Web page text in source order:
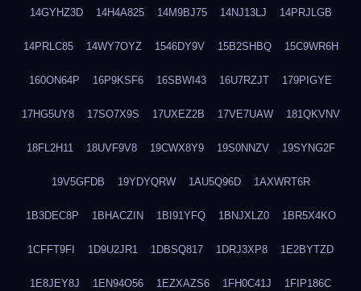
14GYHZ3D 14H4A825 14M9BJ75 14NJ13LJ 14PRJLGB
14PRLC85 14WY7OYZ 1546DY9V 15B2SHBQ 15C9WR6H
160ON64P 16P9KSF6 16SBWI43 16U7RZJT 179PIGYE
17HG5UY8 17SO7X9S 17UXEZ2B 17VE7UAW 181QKVNV
18FL2H11 18UVF9V8 19CWX8Y9 19S0NNZV 19SYNG2F
19V5GFDB 19YDYQRW 1AU5Q96D 1AXWRT6R
1B3DEC8P 1BHACZIN 1BI91YFQ 1BNJXLZ0 1BR5X4KO
1CFFT9FI 1D9U2JR1 1DBSQ817 1DRJ3XP8 1E2BYTZD
1E8JEY8J 1EN94O56 1EZXAZS6 1FH0C41J 1FIP186C